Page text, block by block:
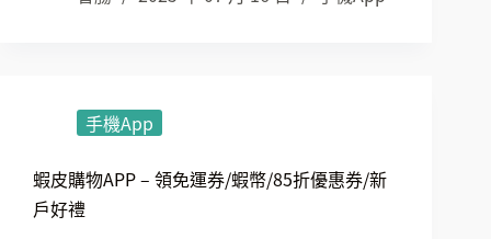
手機App
蝦皮購物APP – 領免運券/蝦幣/85折優惠券/新
戶好禮